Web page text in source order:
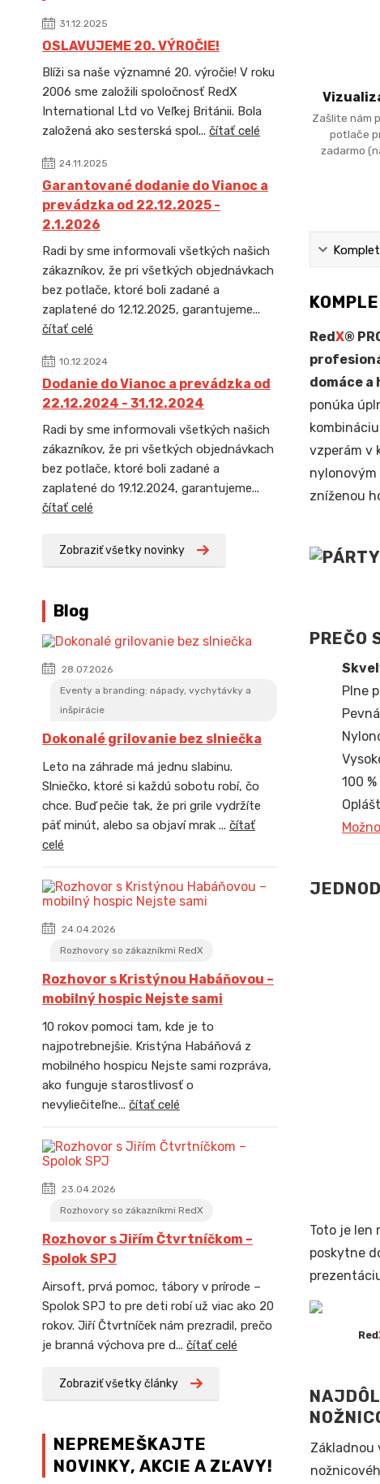
31.12.2025
OSLAVUJEME 20. VÝROČIE!
Blíži sa naše významné 20. výročie! V roku
2006 sme založili spoločnosť RedX
International Ltd vo Veľkej Británii. Bola
založená ako sesterská spol... čítať celé
24.11.2025
Garantované dodanie do Vianoc a
prevádzka od 22.12.2025 -
2.1.2026
Radi by sme informovali všetkých našich
zákazníkov, že pri všetkých objednávkach
bez potlače, ktoré boli zadané a
zaplatené do 12.12.2025, garantujeme...
čítať celé
10.12.2024
Dodanie do Vianoc a prevádzka od
22.12.2024 - 31.12.2024
Radi by sme informovali všetkých našich
zákazníkov, že pri všetkých objednávkach
bez potlače, ktoré boli zadané a
zaplatené do 19.12.2024, garantujeme...
čítať celé
Zobraziť všetky novinky
Blog
28.07.2026
Eventy a branding: nápady, vychytávky a
inšpirácie
Dokonalé grilovanie bez slniečka
Leto na záhrade má jednu slabinu.
Slniečko, ktoré si každú sobotu robí, čo
chce. Buď pečie tak, že pri grile vydržíte
päť minút, alebo sa objaví mrak ... čítať
celé
24.04.2026
Rozhovory so zákazníkmi RedX
Rozhovor s Kristýnou Habáňovou –
mobilný hospic Nejste sami
10 rokov pomoci tam, kde je to
najpotrebnejšie. Kristýna Habáňová z
mobilného hospicu Nejste sami rozpráva,
ako funguje starostlivosť o
nevyliečiteľne... čítať celé
23.04.2026
Rozhovory so zákazníkmi RedX
Rozhovor s Jiřím Čtvrtníčkom –
Spolok SPJ
Airsoft, prvá pomoc, tábory v prírode –
Spolok SPJ to pre deti robí už viac ako 20
rokov. Jiří Čtvrtníček nám prezradil, prečo
je branná výchova pre d... čítať celé
Zobraziť všetky články
NEPREMEŠKAJTE
NOVINKY, AKCIE A ZĽAVY!
Zašlite nám
potlače
zadarmo
RedX®
domáce a
ponúka
vzperám v
nylonovým
zníženou
PREČO
Plne
100
Toto je len
poskytne
Red
Základnou